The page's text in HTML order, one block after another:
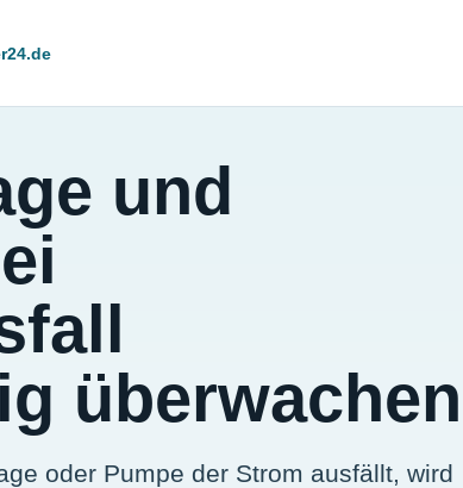
und
überwachen
oder Pumpe der Strom ausfällt, wird